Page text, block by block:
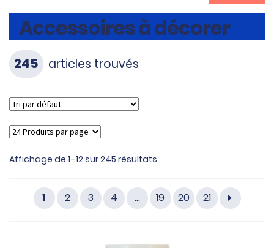
Accessoires à décorer
245 articles trouvés
Affichage de 1–12 sur 245 résultats
1 2 3 4 … 19 20 21